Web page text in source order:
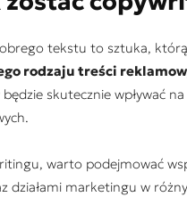
tekstu to sztuka,
rodzaju treści
skutecznie wpływać
warto podejmować
marketingu w